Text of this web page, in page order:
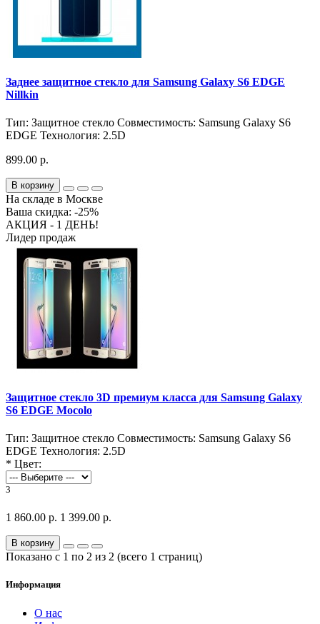
Заднее защитное стекло для Samsung Galaxy S6 EDGE
Nillkin
Тип: Защитное стекло Совместимость: Samsung Galaxy S6
EDGE Технология: 2.5D
899.00 р.
В корзину
На складе в Москве
Ваша скидка: -25%
АКЦИЯ - 1 ДЕНЬ!
Лидер продаж
Защитное стекло 3D премиум класса для Samsung Galaxy
S6 EDGE Mocolo
Тип: Защитное стекло Совместимость: Samsung Galaxy S6
EDGE Технология: 2.5D
* Цвет:
3
1 860.00 р. 1 399.00 р.
В корзину
Показано с 1 по 2 из 2 (всего 1 страниц)
Информация
О нас